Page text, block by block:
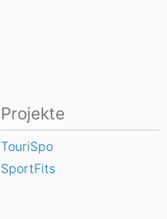
Projekte
TouriSpo
SportFits